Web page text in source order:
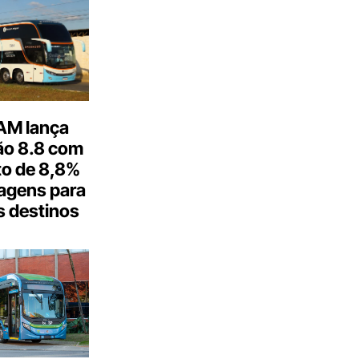
lança
8.8 com
de 8,8%
para
destinos